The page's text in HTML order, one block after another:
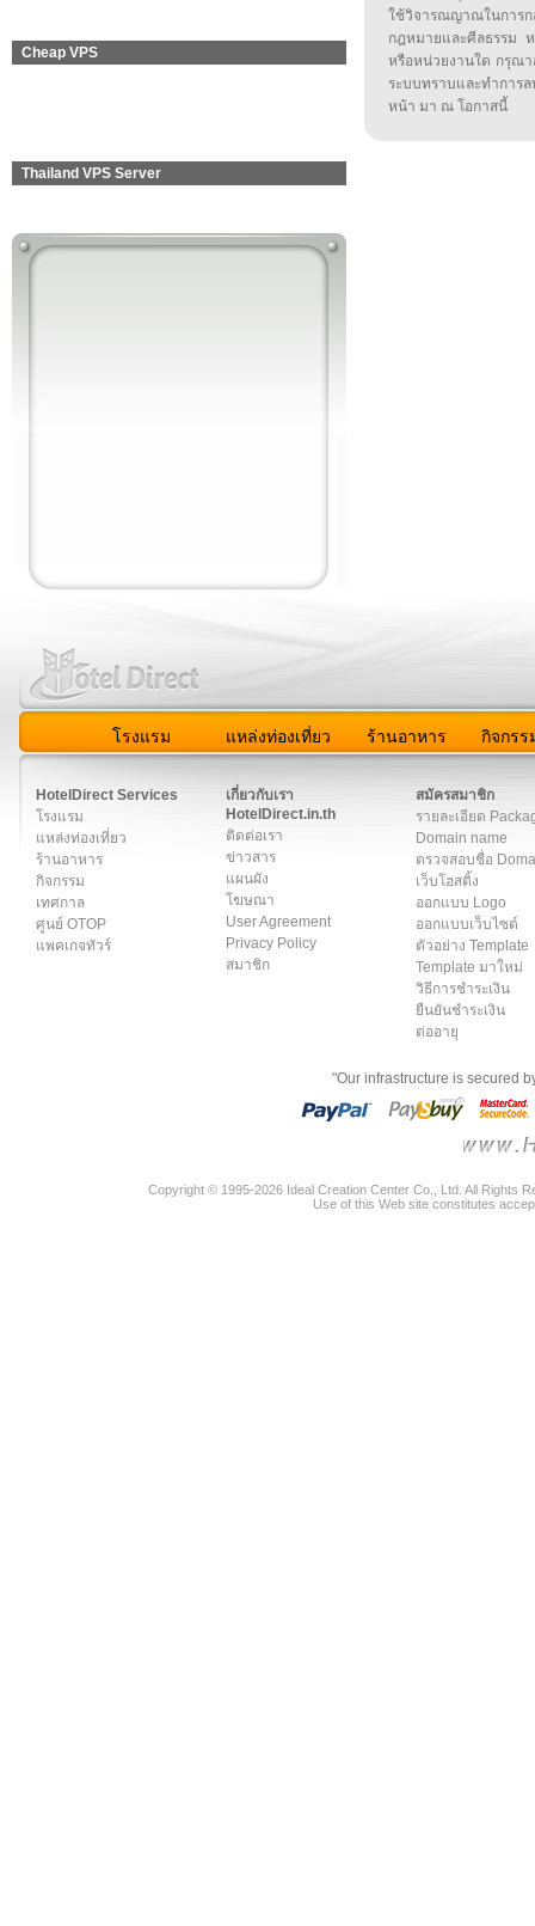
Cheap VPS
Thailand VPS Server
ใช้วิจารณญาณในกา
กฎหมายและศีลธรรม
หรือหน่วยงานใด กรุณา
ระบบทราบและทำกา
หน้า มา ณ โอกาสนี้
โรงแรม แหล่งท่องเที่ยว ร้านอาหาร กิจกรร
HotelDirect Services
โรงแรม
แหล่งท่องเที่ยว
ร้านอาหาร
กิจกรรม
เทศกาล
ศูนย์ OTOP
แพคเกจทัวร์
เกี่ยวกับเรา
HotelDirect.in.th
ติดต่อเรา
ข่าวสาร
แผนผัง
โฆษณา
User Agreement
Privacy Policy
สมาชิก
สมัครสมาชิก
รายละเอียด
Domain name
ตรวจสอบชื่อ
เว็บโฮสติ้ง
ออกแบบ Logo
ออกแบบเว็บไซต์
ตัวอย่าง Template
Template มาใหม่
วิธีการชำระเงิน
ยืนยันชำระเงิน
ต่ออายุ
"Our infrastructure is secured
Copyright © 1995-2026 Ideal Creation Center Co., Ltd. All Rights
Use of this Web site constitutes